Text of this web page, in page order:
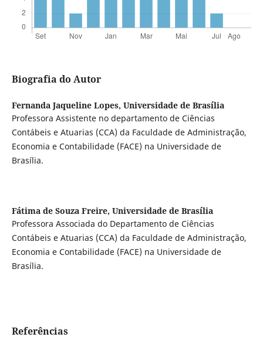
Biografia do Autor
Fernanda Jaqueline Lopes, Universidade de Brasília
Professora Assistente no departamento de Ciências
Contábeis e Atuarias (CCA) da Faculdade de Administração,
Economia e Contabilidade (FACE) na Universidade de
Brasília.
Fátima de Souza Freire, Universidade de Brasília
Professora Associada do Departamento de Ciências
Contábeis e Atuarias (CCA) da Faculdade de Administração,
Economia e Contabilidade (FACE) na Universidade de
Brasília.
Referências